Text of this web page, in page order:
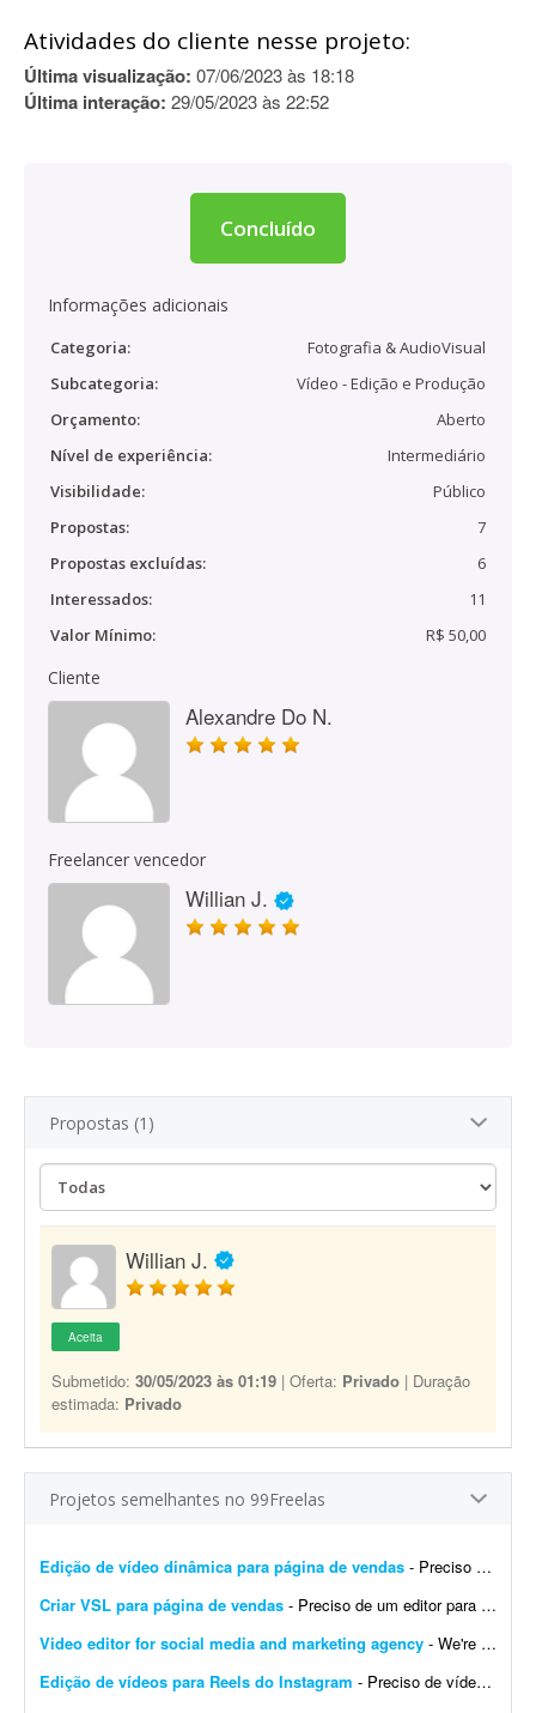
Atividades do cliente nesse projeto:
Última visualização: 07/06/2023 às 18:18
Última interação: 29/05/2023 às 22:52
Concluído
Informações adicionais
Categoria:
Fotografia & AudioVisual
Subcategoria:
Vídeo - Edição e Produção
Orçamento:
Aberto
Nível de experiência:
Intermediário
Visibilidade:
Público
Propostas:
7
Propostas excluídas:
6
Interessados:
11
Valor Mínimo:
R$ 50,00
Cliente
Alexandre Do N.
Freelancer vencedor
Willian J.
Propostas (1)
Willian J.
Aceita
Submetido: 30/05/2023 às 01:19 | Oferta: Privado | Duração
estimada: Privado
Projetos semelhantes no 99Freelas
Edição de vídeo dinâmica para página de vendas - Preciso de um editor de vídeo para realizar uma edição dinâmica de um vídeo destinado a uma página de vendas. O vídeo precisa ser bem editado, com &...
Criar VSL para página de vendas - Preciso de um editor para criar uma VSL bem dinâmica para uma página de vendas. O objetivo é chamar a atenção do lead e gerar muitas conversões.
Video editor for social media and marketing agency - We're looking for a video editor who can take raw footage - or a blank canvas - and turn it into content that stops the scroll. The work spans both sides of the craft: editing and refining ra...
Edição de vídeos para Reels do Instagram - Preciso de vídeos curtos para Reels do Instagram, com textos e cortes que mostrem toda a produtividade do meu nicho: fotos, ímãs e bottons personalizados.